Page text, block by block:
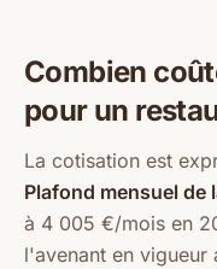
Combien
pour un
La cotisation est
Plafond mensuel de
à 4 005 €/mois en
l'avenant en vigueur